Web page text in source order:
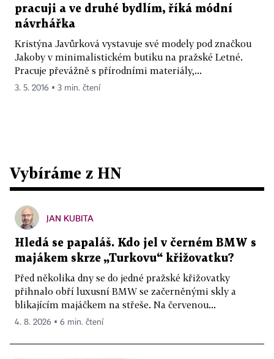
pracuji a ve druhé bydlím, říká módní
návrhářka
Kristýna Javůrková vystavuje své modely pod značkou
Jakoby v minimalistickém butiku na pražské Letné.
Pracuje převážně s přírodními materiály,...
3. 5. 2016 ▪ 3 min. čtení
Vybíráme z HN
JAN KUBITA
Hledá se papaláš. Kdo jel v černém BMW s
majákem skrze „Turkovu“ křižovatku?
Před několika dny se do jedné pražské křižovatky
přihnalo obří luxusní BMW se začerněnými skly a
blikajícím majáčkem na střeše. Na červenou...
4. 8. 2026 ▪ 6 min. čtení